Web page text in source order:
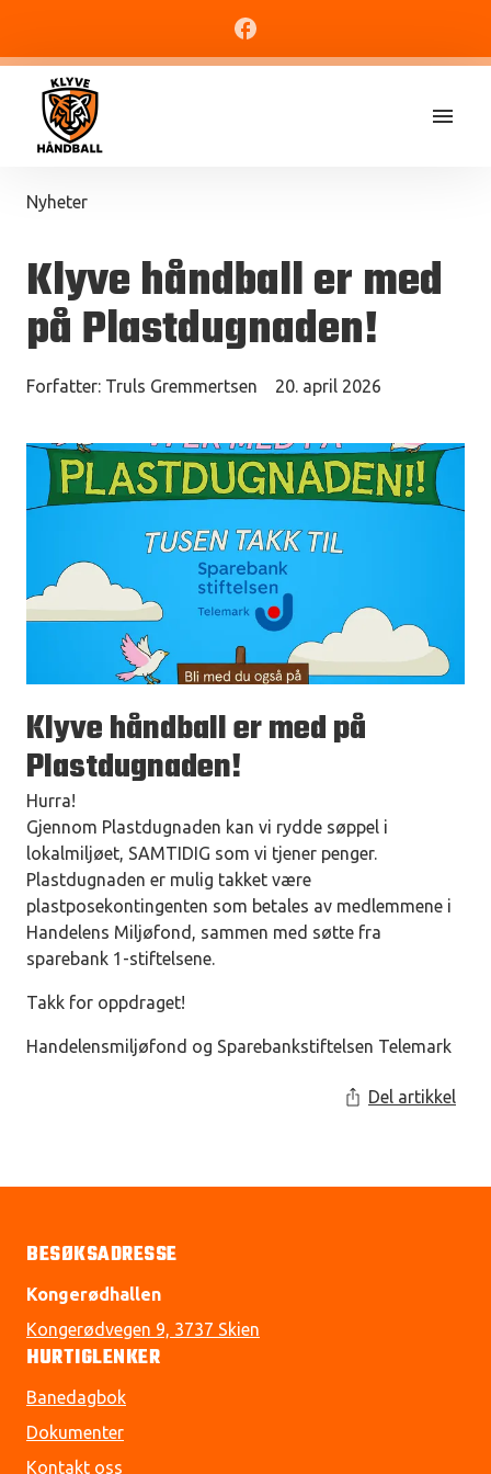
Nyheter
Klyve håndball er med
på Plastdugnaden!
Forfatter: Truls Gremmertsen 20. april 2026
Klyve håndball er med på
Plastdugnaden!
Hurra!
Gjennom Plastdugnaden kan vi rydde søppel i
lokalmiljøet, SAMTIDIG som vi tjener penger.
Plastdugnaden er mulig takket være
plastposekontingenten som betales av medlemmene i
Handelens Miljøfond, sammen med søtte fra
sparebank 1-stiftelsene.
Takk for oppdraget!
Handelensmiljøfond og Sparebankstiftelsen Telemark
Del artikkel
BESØKSADRESSE
Kongerødhallen
Kongerødvegen 9, 3737 Skien
HURTIGLENKER
Banedagbok
Dokumenter
Kontakt oss